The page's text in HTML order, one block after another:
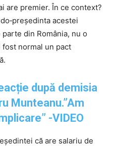
are premier. În ce context?
acestei
din România, nu o
fost normal un pact
după demisia
Munteanu.”Am
-VIDEO
că are salariu de